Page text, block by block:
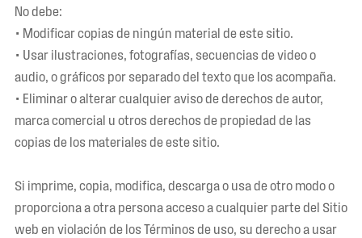
No debe:
• Modificar copias de ningún material de este sitio.
• Usar ilustraciones, fotografías, secuencias de video o
audio, o gráficos por separado del texto que los acompaña.
• Eliminar o alterar cualquier aviso de derechos de autor,
marca comercial u otros derechos de propiedad de las
copias de los materiales de este sitio.
Si imprime, copia, modifica, descarga o usa de otro modo o
proporciona a otra persona acceso a cualquier parte del Sitio
web en violación de los Términos de uso, su derecho a usar